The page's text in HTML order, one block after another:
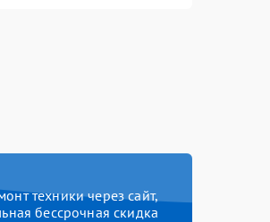
техники через сайт,
бессрочная скидка